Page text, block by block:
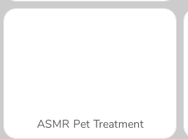
ASMR Pet Treatment